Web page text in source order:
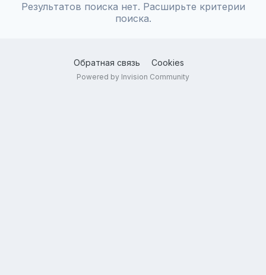
Результатов поиска нет. Расширьте критерии
поиска.
Обратная связь Cookies
Powered by Invision Community